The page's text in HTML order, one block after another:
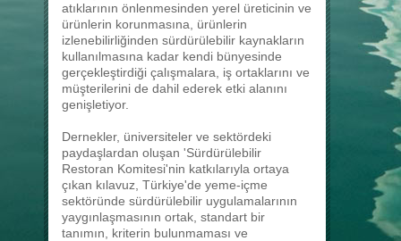
atıklarının önlenmesinden yerel üreticinin ve
ürünlerin korunmasına, ürünlerin
izlenebilirliğinden sürdürülebilir kaynakların
kullanılmasına kadar kendi bünyesinde
gerçekleştirdiği çalışmalara, iş ortaklarını ve
müşterilerini de dahil ederek etki alanını
genişletiyor.
Dernekler, üniversiteler ve sektördeki
paydaşlardan oluşan 'Sürdürülebilir
Restoran Komitesi'nin katkılarıyla ortaya
çıkan kılavuz, Türkiye'de yeme-içme
sektöründe sürdürülebilir uygulamalarının
yaygınlaşmasının ortak, standart bir
tanımın, kriterin bulunmaması ve